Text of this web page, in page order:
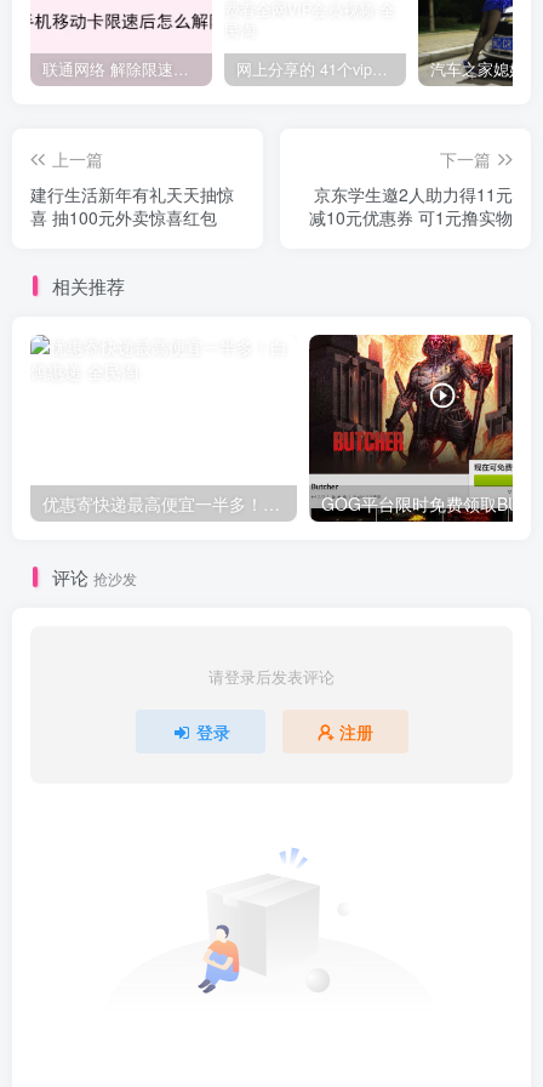
联通网络 解除限速方法参考！畅享、畅玩、老白干等及其它地区自测了 网上分享的 41个vip解析接口 有需要的拿去~ 免费看全网VIP会员视频
上一篇
建行生活新年有礼天天抽惊
喜 抽100元外卖惊喜红包
下一篇
京东学生邀2人助力得11元
减10元优惠券 可1元撸实物
相关推荐
评论 抢沙发
请登录后发表评论
登录 注册